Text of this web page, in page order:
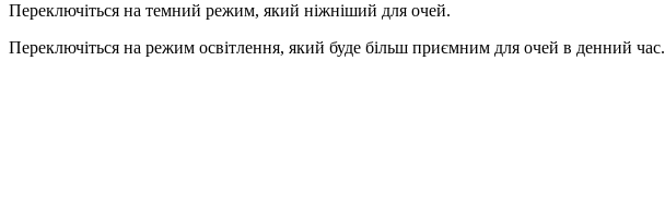
Переключіться на темний режим, який ніжніший для очей.
Переключіться на режим освітлення, який буде більш приємним для очей в денний час.